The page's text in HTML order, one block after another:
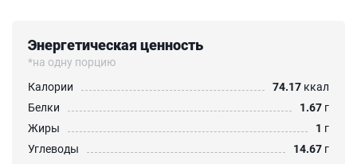
Энергетическая ценность
*на одну порцию
Калории
74.17 ккал
Белки
1.67 г
Жиры
1 г
Углеводы
14.67 г